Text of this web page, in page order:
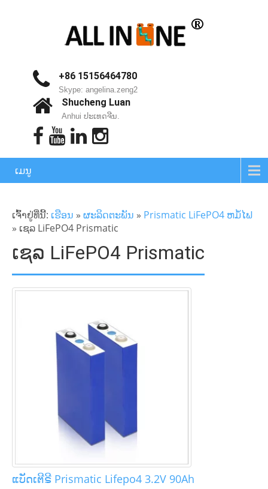
+86 15156464780
Skype: angelina.zeng2
Shucheng Luan
Anhui ປະເທດຈີນ.
ເມນູ
ເຈົ້າ​ຢູ່​ທີ່​ນີ້: ເຮືອນ » ຜະລິດຕະພັນ » Prismatic LiFePO4 ຫມໍ້ໄຟ
» ເຊລ LiFePO4 Prismatic
ເຊລ LiFePO4 Prismatic
ແບັດເຕີຣີ Prismatic Lifepo4 3.2V 90Ah